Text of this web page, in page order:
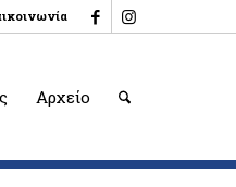
Αρχείο